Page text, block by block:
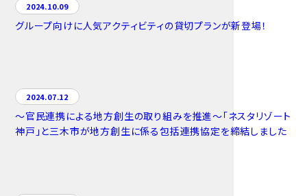
2024.10.09
グループ向けに人気アクティビティの貸切プランが新登場！
2024.07.12
～官民連携による地方創生の取り組みを推進～「ネスタリゾート
神戸」と三木市が地方創生に係る包括連携協定を締結しました